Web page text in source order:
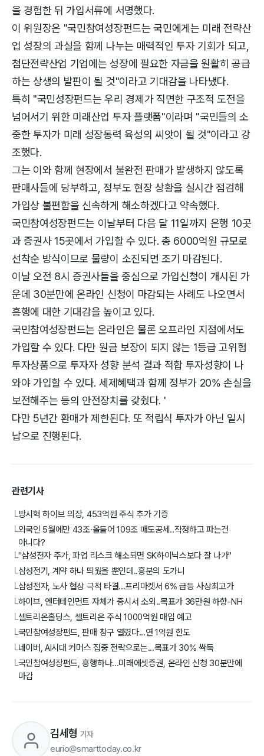
을 경험한 뒤 가입서류에 서명했다.
이 위원장은 "국민참여성장펀드는 국민에게는 미래 전략산
업 성장의 과실을 함께 나누는 매력적인 투자 기회가 되고,
첨단전략산업 기업에는 성장에 필요한 자금을 원활히 공급
하는 상생의 발판이 될 것"이라고 기대감을 나타냈다.
특히 "국민성장펀드는 우리 경제가 직면한 구조적 도전을
넘어서기 위한 미래산업 투자 플랫폼"이라며 "국민들의 소
중한 투자가 미래 성장동력 육성의 씨앗이 될 것"이라고 강
조했다.
그는 이와 함께 현장에서 불완전 판매가 발생하지 않도록
판매사들에 당부하고, 정부도 현장 상황을 실시간 점검해
가입상 불편함을 신속하게 해소하겠다고 약속했다.
국민참여성장펀드는 이날부터 다음 달 11일까지 은행 10곳
과 증권사 15곳에서 가입할 수 있다. 총 6000억원 규모로
선착순 방식이므로 물량이 소진되면 조기 마감된다.
이날 오전 8시 증권사들을 중심으로 가입신청이 개시된 가
운데 30분만에 온라인 신청이 마감되는 사례도 나오면서
흥행에 대한 기대감을 높이고 있다.
국민참여성장펀드는 온라인은 물론 오프라인 지점에서도
가입할 수 있다. 다만 원금 보장이 되지 않는 1등급 고위험
투자상품으로 투자자 성향 분석 결과 적합 투자성향이 나
와야 가입할 수 있다. 세제혜택과 함께 정부가 20% 손실을
보전해주는 등의 안전장치를 갖췄다. '
다만 5년간 환매가 제한된다. 또 적립식 투자가 아닌 일시
납으로 진행된다.
관련기사
└방시혁 하이브 의장, 453억원 주식 추가 기증
└외국인 5월에만 43조·올들어 109조 매도공세..작정하고 파는건
아니다?
└"삼성전자 주가, 파업 리스크 해소되면 SK하이닉스보다 잘 나가"
└삼성전기, 계약 하나 띄웠을 뿐인데..흥분의 도가니
└삼성전자, 노사 협상 극적 타결...프리마켓서 6% 급등 사상최고가
└하이브, 엔터테인먼트 자체가 증시서 소외..목표가 36만원 하향-NH
└셀트리온홀딩스, 셀트리온 주식 1000억원 매입 예고
└국민참여성장펀드, 판매 창구 열렸다...연 1억원 한도
└네이버, AI시대 커머스 집중 전략으로는...목표가 30% 싹둑
└국민참여성장펀드, 흥행하나...미래에셋증권, 온라인 신청 30분만에
마감
김세형 기자
eurio@smarttoday.co.kr